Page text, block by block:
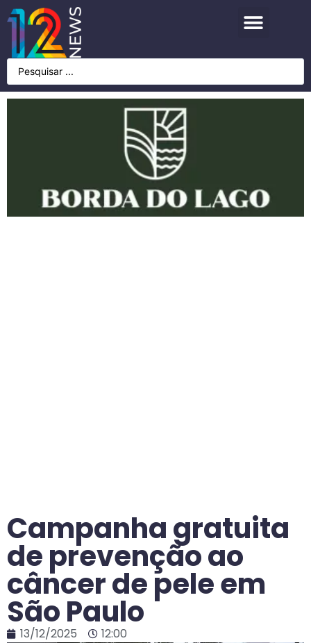
Campanha gratuita
de prevenção ao
câncer de pele em
São Paulo
13/12/2025 12:00